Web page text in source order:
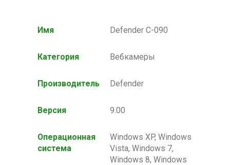
Имя Defender C-090
Категория Вебкамеры
Производитель Defender
Версия 9.00
Операционная
система
Windows XP, Windows
Vista, Windows 7,
Windows 8, Windows